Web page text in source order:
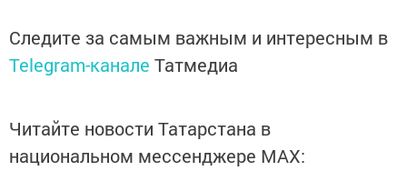
Следите за самым важным и интересным в
Telegram-канале Татмедиа
Читайте новости Татарстана в
национальном мессенджере MАХ: